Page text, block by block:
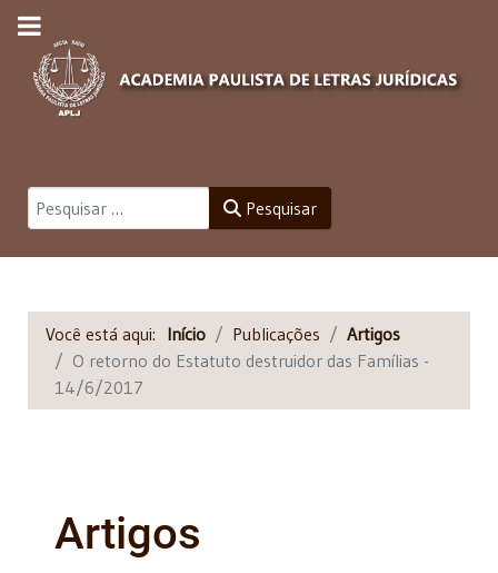
Pesquisar Pesquisar
Você está aqui: Início Publicações
Artigos
O retorno do Estatuto destruidor das Famílias -
14/6/2017
Artigos